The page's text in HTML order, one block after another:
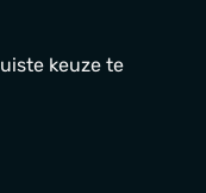
keuze te